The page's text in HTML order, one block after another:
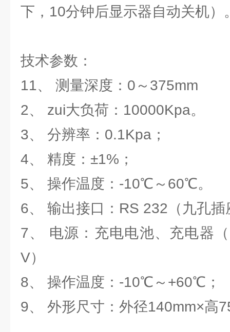
下，10分钟后显示器自动关机）
技术参数：
11、 测量深度：0～375mm
2、 zui大负荷：10000Kpa。
3、 分辨率：0.1Kpa；
4、 精度：±1%；
5、 操作温度：-10℃～60℃。
6、 输出接口：RS 232（九孔插
7、 电源：充电电池、充电器
V）
8、 操作温度：-10℃～+60℃；
9、 外形尺寸：外径140mm×高